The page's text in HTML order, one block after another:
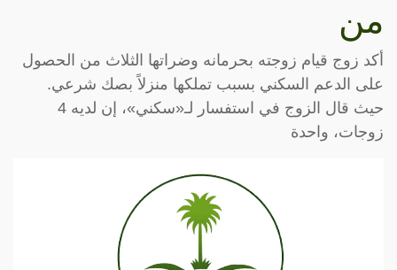
من
أكد زوج قيام زوجته بحرمانه وضراتها الثلاث من الحصول
على الدعم السكني بسبب تملكها منزلاً بصك شرعي.
حيث قال الزوج في استفسار لـ«سكني»، إن لديه 4
زوجات، واحدة